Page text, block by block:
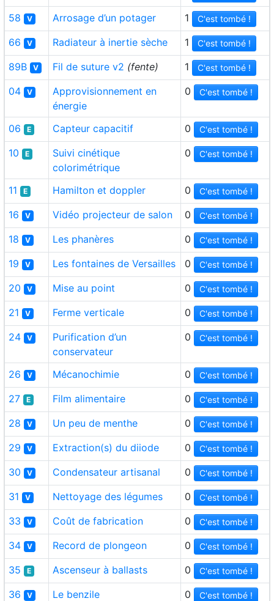
58 V Arrosage d’un potager 1 C'est tombé !
66 V Radiateur à inertie sèche 1 C'est tombé !
89B V Fil de suture v2 (fente) 1 C'est tombé !
04 V
Approvisionnement en
énergie
0 C'est tombé !
06 E Capteur capacitif 0 C'est tombé !
10 E
Suivi cinétique
colorimétrique
0 C'est tombé !
11 E Hamilton et doppler 0 C'est tombé !
16 V Vidéo projecteur de salon 0 C'est tombé !
18 V Les phanères 0 C'est tombé !
19 V Les fontaines de Versailles 0 C'est tombé !
20 V Mise au point 0 C'est tombé !
21 V Ferme verticale 0 C'est tombé !
24 V
Purification d’un
conservateur
0 C'est tombé !
26 V Mécanochimie 0 C'est tombé !
27 E Film alimentaire 0 C'est tombé !
28 V Un peu de menthe 0 C'est tombé !
29 V Extraction(s) du diiode 0 C'est tombé !
30 V Condensateur artisanal 0 C'est tombé !
31 V Nettoyage des légumes 0 C'est tombé !
33 V Coût de fabrication 0 C'est tombé !
34 V Record de plongeon 0 C'est tombé !
35 E Ascenseur à ballasts 0 C'est tombé !
36 V Le benzile 0 C'est tombé !